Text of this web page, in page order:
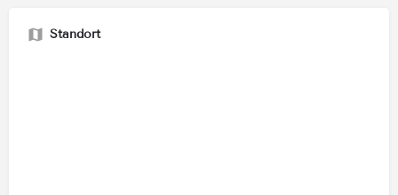
Standort